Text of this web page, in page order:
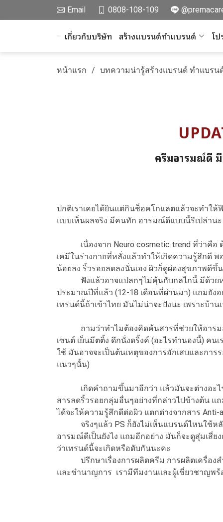
Email 0808-108-109
เกี่ยวกับบริษัท สร้างแบรนด์ทำแบรนด์ โ
หน้าแรก บทความน่ารู้สร้างแบรนด์ ทำแบรน
ครีมอารมณ์ดี มี
ปกติเราเคยได้ยินแต่กินช็อคโกแลตแล้วจะทำใ
แบบเห็นผลจริง มีคนทัก อารมณ์ดีแบบนี้รึเปล่าน
เนื่องจาก Neuro cosmetic trend ที่ว่าคือ ด้ว
เคมีในร่างกายที่หลั่งแล้วทำให้เกิดความรู้สึกดี
น้อยลง ริ้วรอยลดลงนั่นเอง ผิวก็ดูผ่องสุขภาพดีขึ้น
ฟังแล้วอาจแปลกๆไม่คุ้นกับกลไกนี้ มีด้วยหรอ
ประมาณปีที่แล้ว (12-18 เดือนที่ผ่านมา) แถมยังอ
เทรนด์นี้ถ้าเข้าไทย มันไม่น่าจะปังนะ เพราะบ้า
ถามว่าทำไมต้องคิดค้นสารที่ช่วยให้อารมณ์ดี
เซนต์ เย็นมีตติ้ง ดึกนั่งดริ้งค์ (อะไรทำนองนี้) คน
ใช้ มันอาจจะเป็นต้นเหตุของการอักเสบและกา
แนวๆนั้น)
เกิดคำถามขึ้นมาอีกว่า แล้วมันจะต่างอะไรกั
สารลดริ้วรอยกลุ่มอื่นๆอย่างที่กล่าวไปข้างต้น แ
ได้จะให้ความรู้สึกดีต่อผิว แตกต่างจากสาร
จริงๆแล้ว PS ก็ยังไม่เห็นแบรนด์ไหนใช้หลัก
อารมณ์ดีเป็นยังไง แถมอีกอย่าง มันก็จะดูสุ่มเสี่ย
ว่าเทรนด์นี้จะเกิดหรือดับกันนะคะ
ปรึกษาเรื่องการผลิตครีม การผลิตเครื่องสำ
และชำนาญการ เรามีทีมงานและผู้เชี่ยวชาญพ